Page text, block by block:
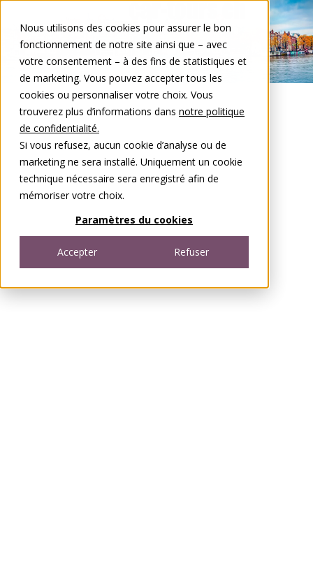
Nous utilisons des cookies pour assurer le bon
fonctionnement de notre site ainsi que – avec
votre consentement – à des fins de statistiques et
de marketing. Vous pouvez accepter tous les
cookies ou personnaliser votre choix. Vous
trouverez plus d’informations dans notre politique
de confidentialité.
Si vous refusez, aucun cookie d’analyse ou de
marketing ne sera installé. Uniquement un cookie
technique nécessaire sera enregistré afin de
mémoriser votre choix.
Paramètres du cookies
Accepter Refuser
Open menu